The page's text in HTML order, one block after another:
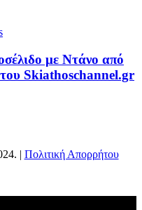
με Ντάνο από
του Skiathoschannel.gr
| Πολιτική Απορρήτου